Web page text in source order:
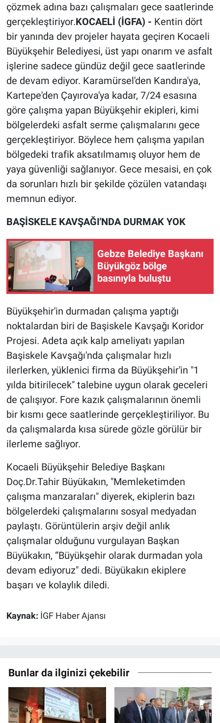
çözmek adına bazı çalışmaları gece saatlerinde
gerçekleştiriyor.KOCAELİ (İGFA) - Kentin dört
bir yanında dev projeler hayata geçiren Kocaeli
Büyükşehir Belediyesi, üst yapı onarım ve asfalt
işlerine sadece gündüz değil gece saatlerinde
de devam ediyor. Karamürsel'den Kandıra'ya,
Kartepe'den Çayırova'ya kadar, 7/24 esasına
göre çalışma yapan Büyükşehir ekipleri, kimi
bölgelerdeki asfalt serme çalışmalarını gece
gerçekleştiriyor. Böylece hem çalışma yapılan
bölgedeki trafik aksatılmamış oluyor hem de
yaya güvenliği sağlanıyor. Gece mesaisi, en çok
da sorunları hızlı bir şekilde çözülen vatandaşı
memnun ediyor.
BAŞİSKELE KAVŞAĞI'NDA DURMAK YOK
Gebze Belediye Başkanı
Büyükgöz bölge
basınıyla buluştu
Büyükşehir'in durmadan çalışma yaptığı
noktalardan biri de Başiskele Kavşağı Koridor
Projesi. Adeta açık kalp ameliyatı yapılan
Başiskele Kavşağı'nda çalışmalar hızlı
ilerlerken, yüklenici firma da Büyükşehir'in "1
yılda bitirilecek" talebine uygun olarak geceleri
de çalışıyor. Fore kazık çalışmalarının önemli
bir kısmı gece saatlerinde gerçekleştiriliyor. Bu
da çalışmalarda kısa sürede gözle görülür bir
ilerleme sağlıyor.
Kocaeli Büyükşehir Belediye Başkanı
Doç.Dr.Tahir Büyükakın, "Memleketimden
çalışma manzaraları" diyerek, ekiplerin bazı
bölgelerdeki çalışmalarını sosyal medyadan
paylaştı. Görüntülerin arşiv değil anlık
çalışmalar olduğunu vurgulayan Başkan
Büyükakın, “Büyükşehir olarak durmadan yola
devam ediyoruz" dedi. Büyükakın ekiplere
başarı ve kolaylık diledi.
Kaynak: İGF Haber Ajansı
Bunlar da ilginizi çekebilir